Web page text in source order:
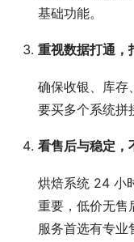
基础功能。
重视数据打通，
确保收银、库存
要买多个系统拼
看售后与稳定，
烘焙系统 24 小
重要，低价无售
服务首选有专业